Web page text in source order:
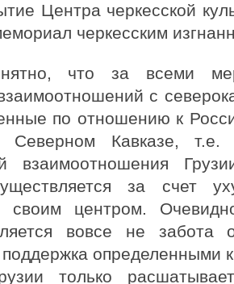
Центра черкесской
черкесским
что за всеми
с
по отношению к
Кавказе, т.е.
взаимоотношения
за счет
своим центром.
вовсе не забота
определенными
только